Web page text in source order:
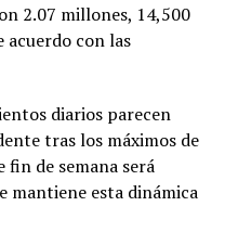
2.07 millones, 14,500
acuerdo con las
diarios parecen
tras los máximos de
fin de semana será
mantiene esta dinámica